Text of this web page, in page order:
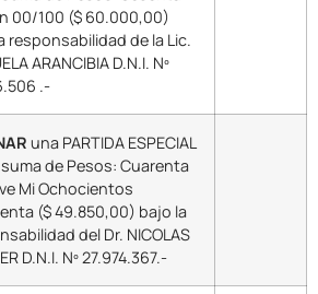
00/100 ($ 60.000,00)
responsabilidad de la Lic.
ARANCIBIA D.N.I. Nº
.-
una PARTIDA ESPECIAL
de Pesos: Cuarenta
Mi Ochocientos
($ 49.850,00) bajo la
del Dr. NICOLAS
D.N.I. Nº 27.974.367.-